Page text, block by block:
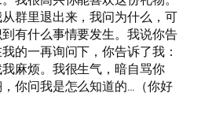
群里退出来，我问为什么，可
有什么事情要发生。我说你告
的一再询问下，你告诉了我：
麻烦。我很生气，暗自骂你
你问我是怎么知道的…（你好